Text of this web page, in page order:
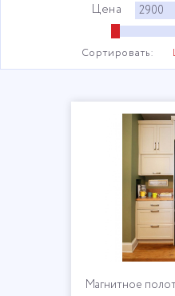
Цена
Сортировать:
Магнитное